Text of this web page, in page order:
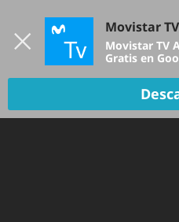
Movistar
Movistar TV
Gratis en